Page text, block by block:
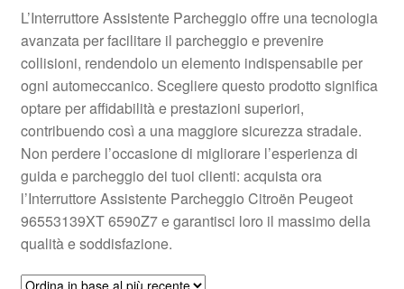
Rimostranza
Spedizione in tutto il mondo
Termini e condizioni
L’Interruttore Assistente Parcheggio offre una tecnologia
avanzata per facilitare il parcheggio e prevenire
collisioni, rendendolo un elemento indispensabile per
ogni automeccanico. Scegliere questo prodotto significa
optare per affidabilità e prestazioni superiori,
contribuendo così a una maggiore sicurezza stradale.
Non perdere l’occasione di migliorare l’esperienza di
guida e parcheggio dei tuoi clienti: acquista ora
l’Interruttore Assistente Parcheggio Citroën Peugeot
96553139XT 6590Z7 e garantisci loro il massimo della
qualità e soddisfazione.